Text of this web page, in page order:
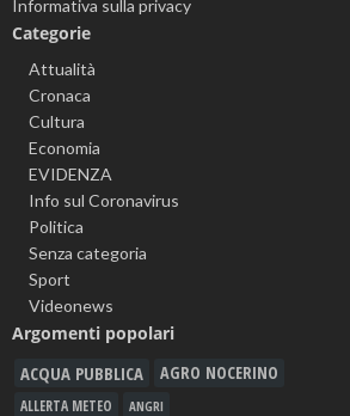
Informativa sulla privacy
Categorie
Attualità
Cronaca
Cultura
Economia
EVIDENZA
Info sul Coronavirus
Politica
Senza categoria
Sport
Videonews
Argomenti popolari
ACQUA PUBBLICA AGRO NOCERINO
ALLERTA METEO ANGRI